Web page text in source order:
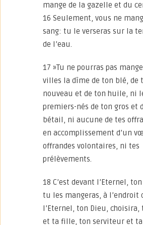
mange de la gazelle et du
16 Seulement, vous ne
sang: tu le verseras sur la
de l’eau.
17 »Tu ne pourras pas
villes la dîme de ton blé, de
nouveau et de ton huile, ni
premiers-nés de ton gros et
bétail, ni aucune de tes
en accomplissement d’un
offrandes volontaires, ni tes
prélèvements.
18 C’est devant l’Eternel,
tu les mangeras, à l’endroit
l’Eternel, ton Dieu,
et ta fille, ton serviteur et ta